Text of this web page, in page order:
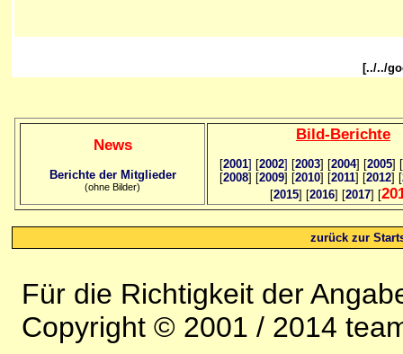
[../../
News
Berichte der Mitglieder
(ohne Bilder)
Bild-Berichte
[2001] [2002] [2003] [2004] [2005] [
[2008] [2009] [2010] [2011] [2012] [
[2015] [2016] [2017] [
zurück zur
Für die Richtigkeit der
Copyright © 2001 / 2014